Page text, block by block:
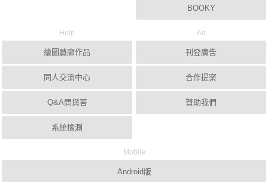
BOOKY
Help
繪圖藝廊作品
同人交流中心
Q&A問與答
系統檢測
Ad
刊登廣告
合作提案
贊助我們
Mobile
Android版